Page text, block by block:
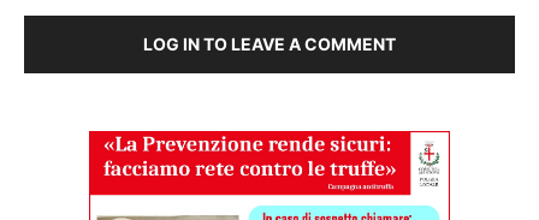
LOG IN TO LEAVE A COMMENT